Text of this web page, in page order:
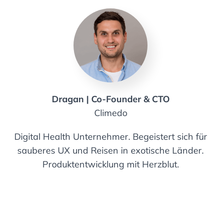
Dragan | Co-Founder & CTO
Climedo
Digital Health Unternehmer. Begeistert sich für
sauberes UX und Reisen in exotische Länder.
Produktentwicklung mit Herzblut.